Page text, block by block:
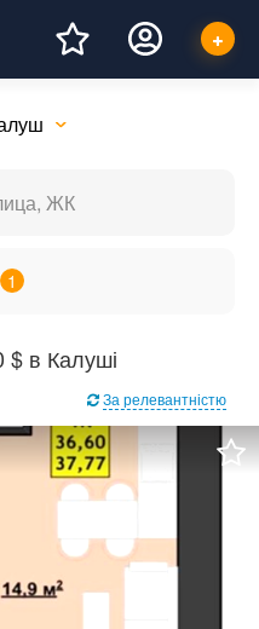
1
в Калуші
За релевантністю